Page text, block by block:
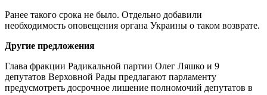
Ранее такого срока не было. Отдельно добавили
необходимость оповещения органа Украины о таком возврате.
Другие предложения
Глава фракции Радикальной партии Олег Ляшко и 9
депутатов Верховной Рады предлагают парламенту
предусмотреть досрочное лишение полномочий депутатов в